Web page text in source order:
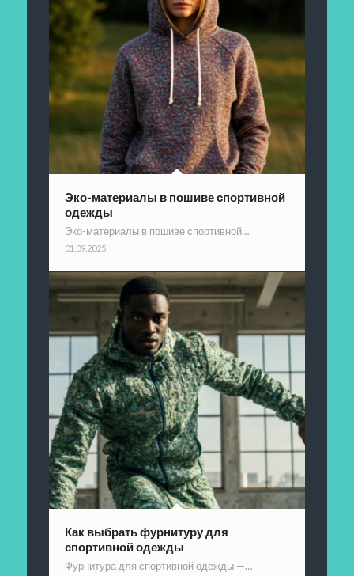
Эко-материалы в пошиве спортивной
одежды
Эко-материалы в пошиве спортивной…
01.09.2025
Как выбрать фурнитуру для
спортивной одежды
Фурнитура для спортивной одежды —…